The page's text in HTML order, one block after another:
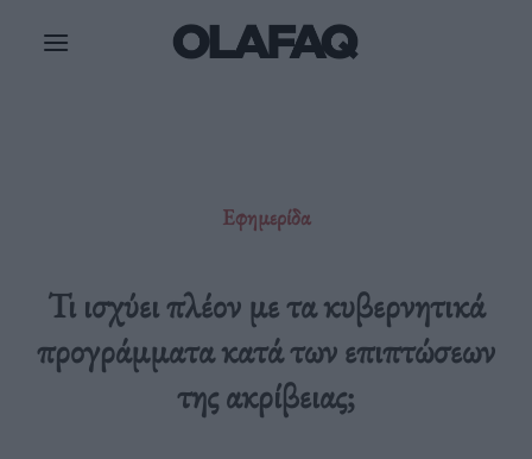
Εφημερίδα
Τι ισχύει πλέον με τα κυβερνητικά
προγράμματα κατά των επιπτώσεων
της ακρίβειας;